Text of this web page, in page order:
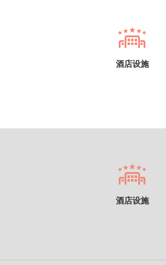
酒店设施
酒店设施